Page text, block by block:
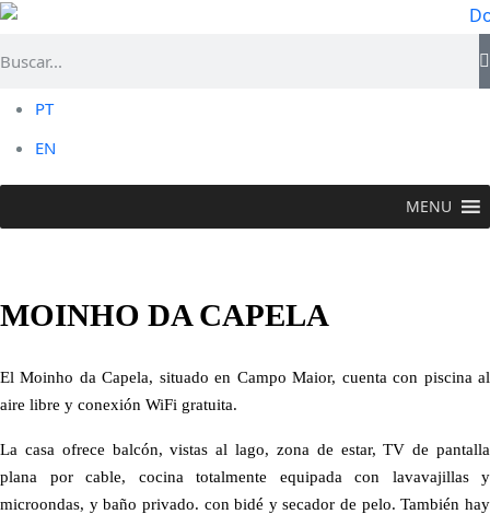
PT
EN
MENU
MOINHO DA CAPELA
El Moinho da Capela, situado en Campo Maior, cuenta con piscina al
aire libre y conexión WiFi gratuita.
La casa ofrece balcón, vistas al lago, zona de estar, TV de pantalla
plana por cable, cocina totalmente equipada con lavavajillas y
microondas, y baño privado. con bidé y secador de pelo. También hay